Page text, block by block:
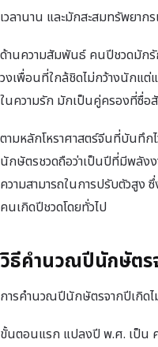
เวลานาน และมักสะสมทรัพยากร
ด้านความสัมพันธ์ คนปีชวดมักรั
วงเพื่อนที่ใกล้ชิดไม่กว้างนักแ
ในความรัก มักเป็นคู่ครองที่ซื่อ
ตามหลักโหราศาสตร์จีนที่บันทึก
นักษัตรชวดถือว่าเป็นปีที่มีพลัง
ความสามารถในการปรับตัวสูง
คนเกิดปีชวดโดยทั่วไป
วิธีคำนวณปีนักษัตร
การคำนวณปีนักษัตรจากปีเกิด
ขั้นตอนแรก แปลงปี พ.ศ. เป็น